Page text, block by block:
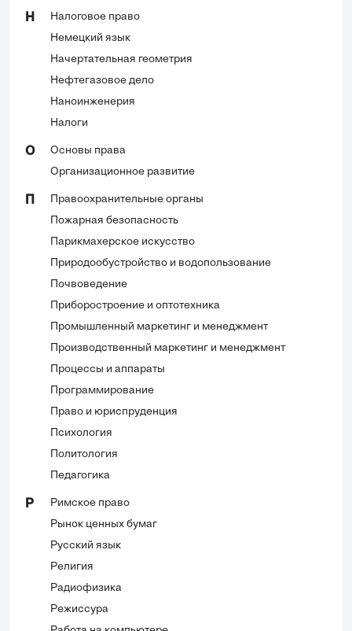
Н
Налоговое право
Немецкий язык
Начертательная геометрия
Нефтегазовое дело
Наноинженерия
Налоги
О
Основы права
Организационное развитие
Правоохранительные органы
Пожарная безопасность
Парикмахерское искусство
Природообустройство и водопользование
Почвоведение
Приборостроение и оптотехника
Промышленный маркетинг и менеджмент
Производственный маркетинг и менеджмент
Процессы и аппараты
Программирование
Право и юриспруденция
Психология
Политология
Педагогика
Р
Римское право
Рынок ценных бумаг
Русский язык
Религия
Радиофизика
Режиссура